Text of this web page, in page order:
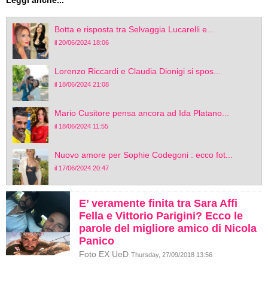
Botta e risposta tra Selvaggia Lucarelli e...
il 20/06/2024 18:06
Lorenzo Riccardi e Claudia Dionigi si spos...
il 18/06/2024 21:08
Mario Cusitore pensa ancora ad Ida Platano...
il 18/06/2024 11:55
Nuovo amore per Sophie Codegoni : ecco fot...
il 17/06/2024 20:47
E’ veramente finita tra Sara Affi
Fella e Vittorio Parigini? Ecco le
parole del migliore amico di Nicola
Panico
Foto EX UeD Thursday, 27/09/2018 13:56